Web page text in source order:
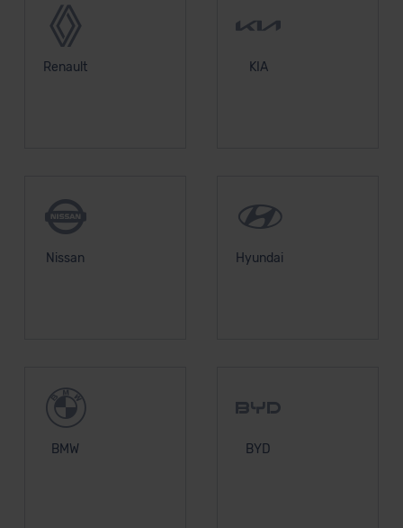
Renault KIA
Nissan Hyundai
BMW BYD